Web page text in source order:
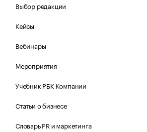
Выбор редакции
Кейсы
Вебинары
Мероприятия
Учебник РБК Компании
Статьи о бизнесе
Словарь PR и маркетинга